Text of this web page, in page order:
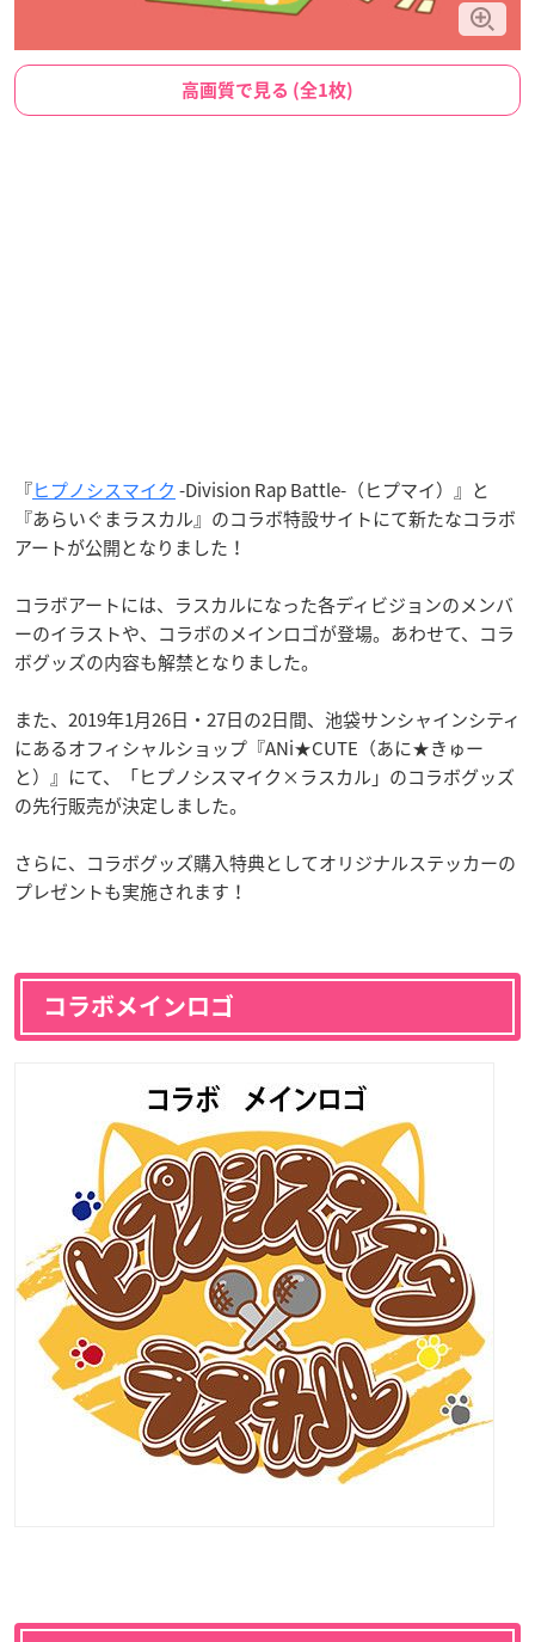
高画質で見る (全1枚)
『ヒプノシスマイク -Division Rap Battle-（ヒプマイ）』と
『あらいぐまラスカル』のコラボ特設サイトにて新たなコラボ
アートが公開となりました！
コラボアートには、ラスカルになった各ディビジョンのメンバ
ーのイラストや、コラボのメインロゴが登場。あわせて、コラ
ボグッズの内容も解禁となりました。
また、2019年1月26日・27日の2日間、池袋サンシャインシティ
にあるオフィシャルショップ『ANi★CUTE（あに★きゅー
と）』にて、「ヒプノシスマイク×ラスカル」のコラボグッズ
の先行販売が決定しました。
さらに、コラボグッズ購入特典としてオリジナルステッカーの
プレゼントも実施されます！
コラボメインロゴ